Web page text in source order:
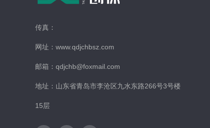
传真：
网址：www.qdjchbsz.com
邮箱：qdjchb@foxmail.com
地址：山东省青岛市李沧区九水东路266号3号楼
15层